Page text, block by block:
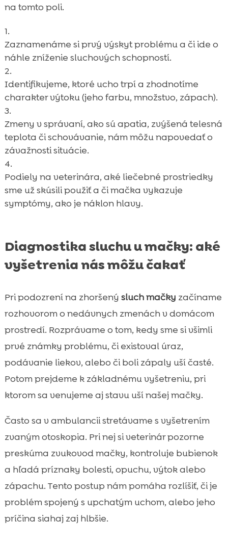
na tomto poli.
Zaznamenáme si prvý výskyt problému a či ide o
náhle zníženie sluchových schopností.
Identifikujeme, ktoré ucho trpí a zhodnotíme
charakter výtoku (jeho farbu, množstvo, zápach).
Zmeny v správaní, ako sú apatia, zvýšená telesná
teplota či schovávanie, nám môžu napovedať o
závažnosti situácie.
Podiely na veterinára, aké liečebné prostriedky
sme už skúsili použiť a či mačka vykazuje
symptómy, ako je náklon hlavy.
Diagnostika sluchu u mačky: aké
vyšetrenia nás môžu čakať
Pri podozrení na zhoršený sluch mačky začíname
rozhovorom o nedávnych zmenách v domácom
prostredí. Rozprávame o tom, kedy sme si všimli
prvé známky problému, či existoval úraz,
podávanie liekov, alebo či boli zápaly uší časté.
Potom prejdeme k základnému vyšetreniu, pri
ktorom sa venujeme aj stavu uší našej mačky.
Často sa v ambulancii stretávame s vyšetrením
zvaným otoskopia. Pri nej si veterinár pozorne
preskúma zvukovod mačky, kontroluje bubienok
a hľadá príznaky bolesti, opuchu, výtok alebo
zápachu. Tento postup nám pomáha rozlíšiť, či je
problém spojený s upchatým uchom, alebo jeho
príčina siahaj zaj hlbšie.